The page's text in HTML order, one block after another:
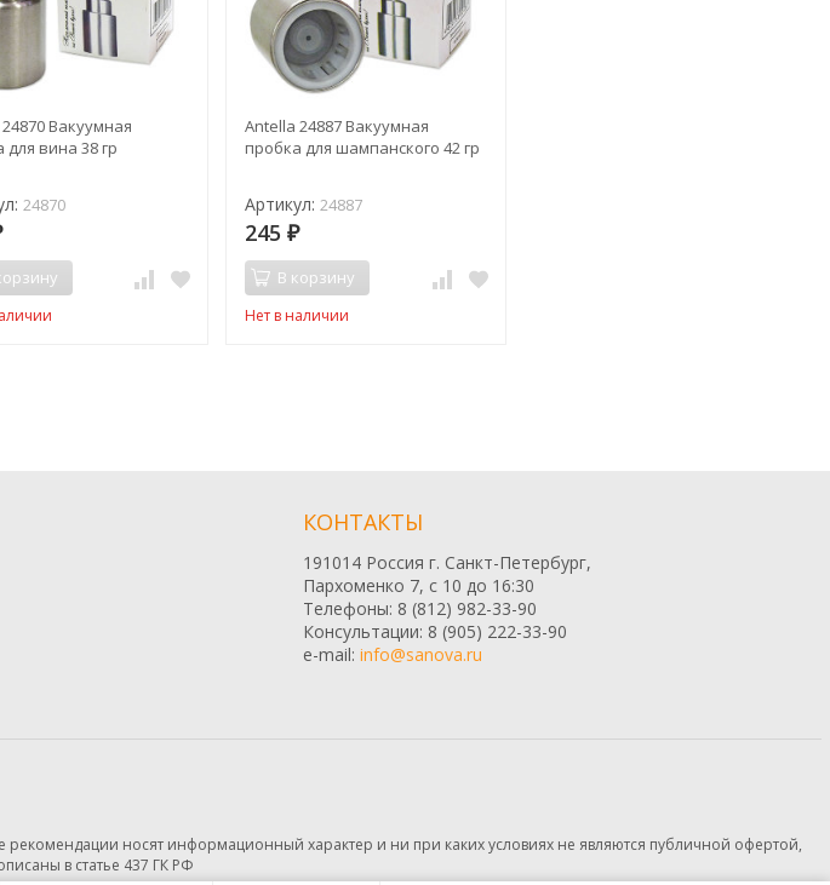
Вакуумная
для вина 38 гр
24870
Antella 24887 Вакуумная
пробка для шампанского 42 гр
Артикул:24887
245₽
В корзину
Нет в наличии
КОНТАКТЫ
191014 Россия г. Санкт-Петербург,
Пархоменко 7, с 10 до 16:30
Телефоны: 8 (812) 982-33-90
Консультации: 8 (905) 222-33-90
e-mail: info@sanova.ru
носят информационный характер и ни при каких условиях не являются публичной офертой,
в статье 437 ГК РФ